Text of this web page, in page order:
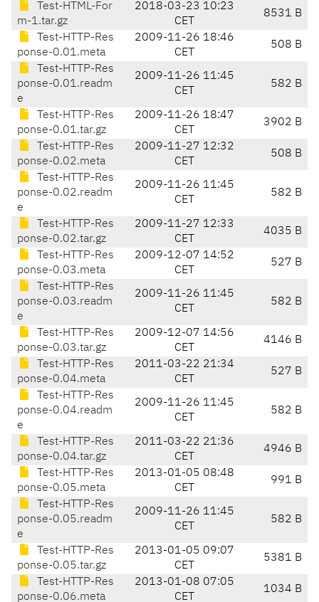
Test-HTML-For
m-1.tar.gz
2018-03-23 10:23
CET
8531 B
Test-HTTP-Res
ponse-0.01.meta
2009-11-26 18:46
CET
508 B
Test-HTTP-Res
ponse-0.01.readm
e
2009-11-26 11:45
CET
582 B
Test-HTTP-Res
ponse-0.01.tar.gz
2009-11-26 18:47
CET
3902 B
Test-HTTP-Res
ponse-0.02.meta
2009-11-27 12:32
CET
508 B
Test-HTTP-Res
ponse-0.02.readm
e
2009-11-26 11:45
CET
582 B
Test-HTTP-Res
ponse-0.02.tar.gz
2009-11-27 12:33
CET
4035 B
Test-HTTP-Res
ponse-0.03.meta
2009-12-07 14:52
CET
527 B
Test-HTTP-Res
ponse-0.03.readm
e
2009-11-26 11:45
CET
582 B
Test-HTTP-Res
ponse-0.03.tar.gz
2009-12-07 14:56
CET
4146 B
Test-HTTP-Res
ponse-0.04.meta
2011-03-22 21:34
CET
527 B
Test-HTTP-Res
ponse-0.04.readm
e
2009-11-26 11:45
CET
582 B
Test-HTTP-Res
ponse-0.04.tar.gz
2011-03-22 21:36
CET
4946 B
Test-HTTP-Res
ponse-0.05.meta
2013-01-05 08:48
CET
991 B
Test-HTTP-Res
ponse-0.05.readm
e
2009-11-26 11:45
CET
582 B
Test-HTTP-Res
ponse-0.05.tar.gz
2013-01-05 09:07
CET
5381 B
Test-HTTP-Res
ponse-0.06.meta
2013-01-08 07:05
CET
1034 B